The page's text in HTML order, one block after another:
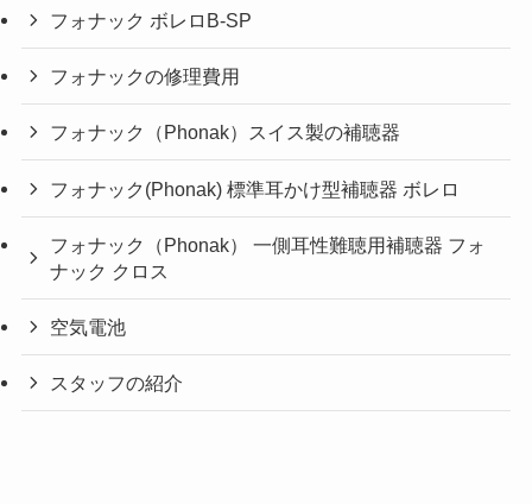
フォナック ボレロB-SP
フォナックの修理費用
フォナック（Phonak）スイス製の補聴器
フォナック(Phonak) 標準耳かけ型補聴器 ボレロ
フォナック（Phonak） 一側耳性難聴用補聴器 フォ
ナック クロス
空気電池
スタッフの紹介